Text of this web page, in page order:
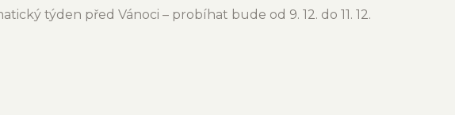
týden před Vánoci – probíhat bude od 9. 12. do 11. 12.